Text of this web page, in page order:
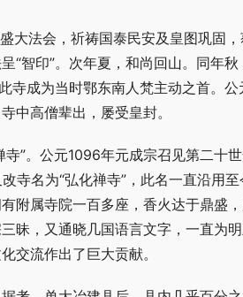
大法会，祈祷国泰民安及皇图巩固
“智印”。次年夏，和尚回山。同年
寺成为当时鄂东南人梵主动之首。
中高僧辈出，屡受皇封。
”。公元1096年元成宗召见第二十世
寺名为“弘化禅寺”，此名一直沿用
附属寺院一百多座，香火达于鼎盛
昧，又通晓几国语言文字，一直为
交流作出了巨大贡献。